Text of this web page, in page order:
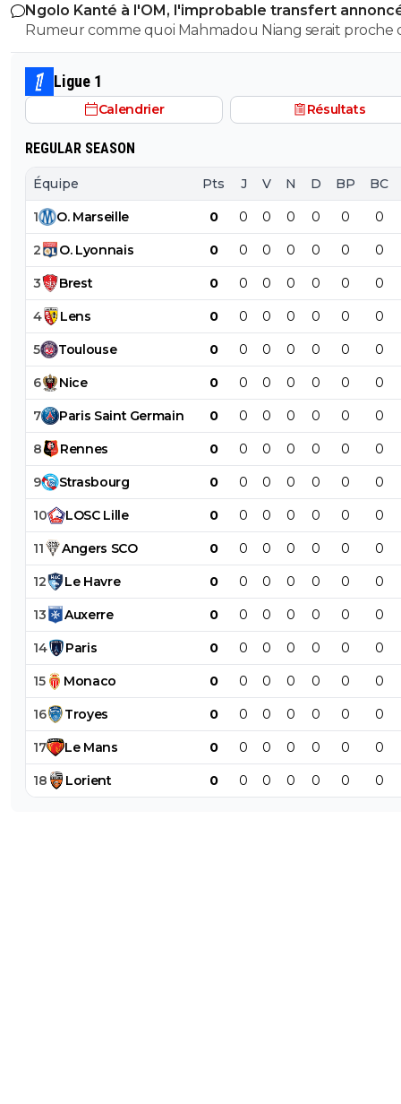
MU a part vouloir perdre ... je ne vois pas trop ..
debile aurait compris ca ne fonctionnerait pas .... Et puis
quand ca va pas il ne change rien .. il a decidé qu'a
match le changement se ferait vers la 70eme .. ben
comme ca et quoi qu'il arrive sauf blessure ben le
changement se fera a ce moment la. J'ai pas fonseca
le debut je trouve qu'il est .. aleatoire dans ces choix ..
des noms sortent pour les mettre... Autant il a reussi a faire
des choses assez folle avec un groupe limité autant il
saborde avec des choix completement lunaire .. que
personne ne comprend .. et qui sont a chaque fois non
payant
Ngolo Kanté à l'OM, l'improbable transfert
Turquie
Rumeur comme quoi Mahmadou Niang serait proche
revenir. Marseille passe enfin aux choses sérieuses.
Ligue 1
Calendrier Résultats
REGULAR SEASON
Équipe Pts J V N D BP BC
1 O. Marseille 0 0 0 0 0 0 0
2 O. Lyonnais 0 0 0 0 0 0 0
3 Brest 0 0 0 0 0 0 0
4 Lens 0 0 0 0 0 0 0
5 Toulouse 0 0 0 0 0 0 0
6 Nice 0 0 0 0 0 0 0
7 Paris Saint Germain 0 0 0 0 0 0 0
8 Rennes 0 0 0 0 0 0 0
9 Strasbourg 0 0 0 0 0 0 0
10 LOSC Lille 0 0 0 0 0 0 0
11 Angers SCO 0 0 0 0 0 0 0
12 Le Havre 0 0 0 0 0 0 0
13 Auxerre 0 0 0 0 0 0 0
14 Paris 0 0 0 0 0 0 0
15 Monaco 0 0 0 0 0 0 0
16 Troyes 0 0 0 0 0 0 0
17 Le Mans 0 0 0 0 0 0 0
18 Lorient 0 0 0 0 0 0 0